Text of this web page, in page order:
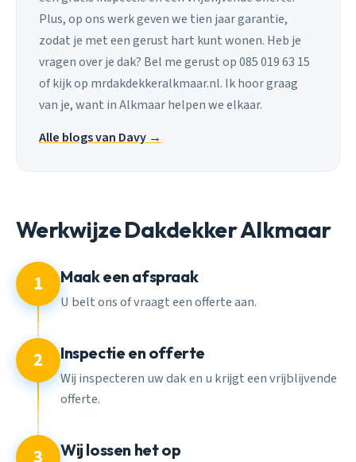
Plus, op ons werk geven we tien jaar garantie,
zodat je met een gerust hart kunt wonen. Heb je
vragen over je dak? Bel me gerust op 085 019 63 15
of kijk op mrdakdekkeralkmaar.nl. Ik hoor graag
van je, want in Alkmaar helpen we elkaar.
Alle blogs van Davy →
Werkwijze Dakdekker Alkmaar
1 Maak een afspraak
U belt ons of vraagt een offerte aan.
2 Inspectie en offerte
Wij inspecteren uw dak en u krijgt een vrijblijvende
offerte.
Wij lossen het op